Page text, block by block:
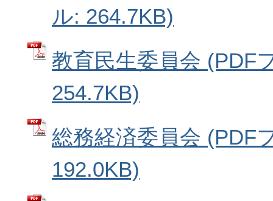
ル: 264.7KB)
教育民生委員会 (PDF
254.7KB)
総務経済委員会 (PDF
192.0KB)